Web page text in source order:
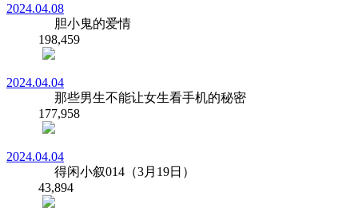
2024.04.08
胆小鬼的爱情
198,459
2024.04.04
那些男生不能让女生看手机的秘密
177,958
2024.04.04
得闲小叙014（3月19日）
43,894